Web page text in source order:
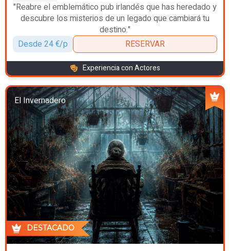
"Reabre el emblemático pub irlandés que has heredado y
descubre los misterios de un legado que cambiará tu
destino."
Desde 24 €/p
RESERVAR
Experiencia con Actores
El Invernadero
DESTACADO